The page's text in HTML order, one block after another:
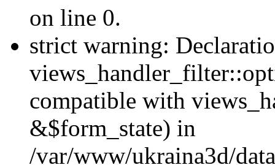
on line 0.
strict warning:
compatible with
&$form_state) in
/var/www/ukraina3d/